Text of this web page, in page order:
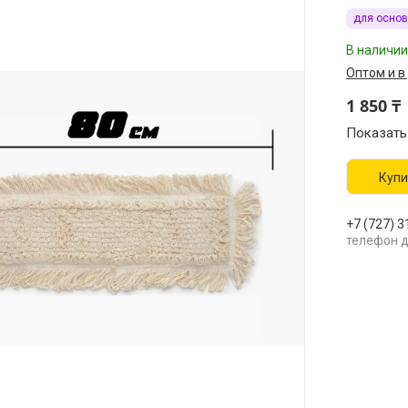
для
В наличии
Оптом и в
1 850 ₸
+7 (727)
телефон